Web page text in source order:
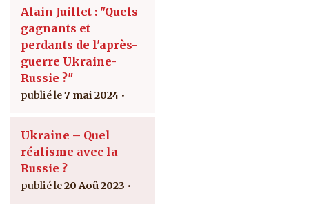
Alain Juillet : "Quels
gagnants et
perdants de l'après-
guerre Ukraine-
Russie ?"
7 mai 2024
Ukraine – Quel
réalisme avec la
Russie ?
20 Aoû 2023